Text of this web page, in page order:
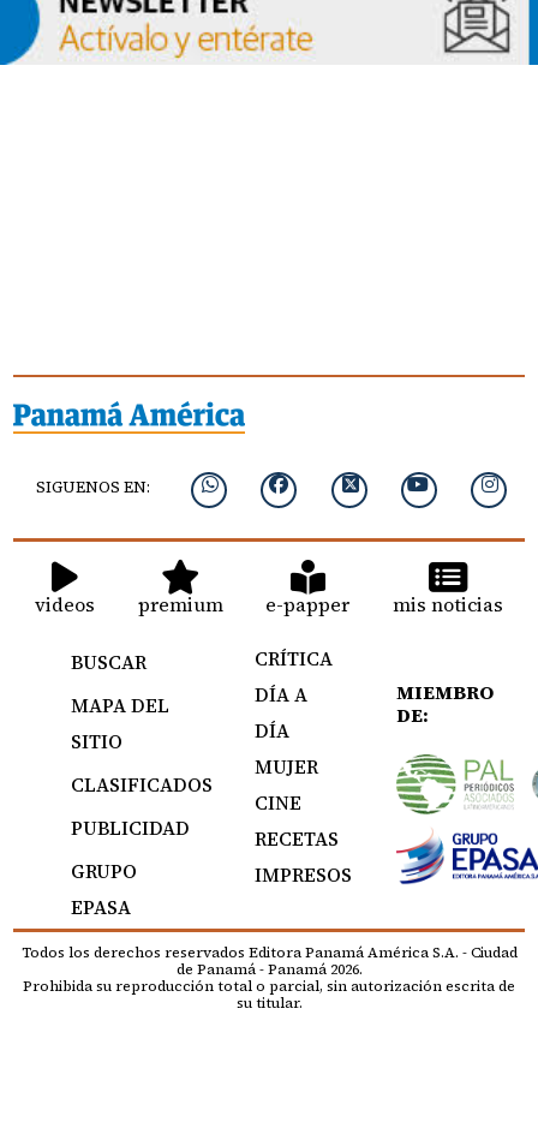
SIGUENOS EN:
videos premium e-papper mis noticias
BUSCAR
MAPA DEL
SITIO
CLASIFICADOS
PUBLICIDAD
GRUPO
EPASA
CRÍTICA
DÍA A
DÍA
MUJER
CINE
RECETAS
IMPRESOS
MIEMBRO
DE:
Todos los derechos reservados Editora Panamá América S.A. - Ciudad
de Panamá - Panamá 2026.
Prohibida su reproducción total o parcial, sin autorización escrita de
su titular.